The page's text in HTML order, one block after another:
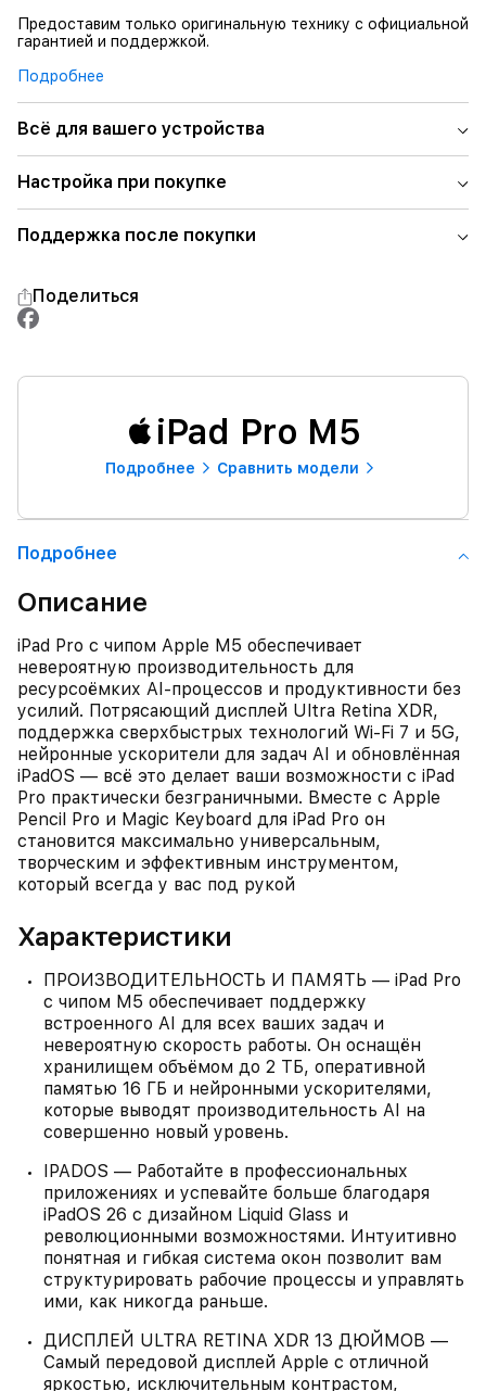
Предоставим только оригинальную технику с официальной
гарантией и поддержкой.
Подробнее
Всё для вашего устройства
Настройка при покупке
Поддержка после покупки
Поделиться
iPad Pro M5
Подробнее Сравнить модели
Подробнее
Описание
iPad Pro с чипом Apple M5 обеспечивает
невероятную производительность для
ресурсоёмких AI‑процессов и продуктивности без
усилий. Потрясающий дисплей Ultra Retina XDR,
поддержка сверхбыстрых технологий Wi‑Fi 7 и 5G,
нейронные ускорители для задач AI и обновлённая
iPadOS — всё это делает ваши возможности с iPad
Pro практически безграничными. Вместе с Apple
Pencil Pro и Magic Keyboard для iPad Pro он
становится максимально универсальным,
творческим и эффективным инструментом,
который всегда у вас под рукой
Характеристики
ПРОИЗВОДИТЕЛЬНОСТЬ И ПАМЯТЬ — iPad Pro
с чипом M5 обеспечивает поддержку
встроенного AI для всех ваших задач и
невероятную скорость работы. Он оснащён
хранилищем объёмом до 2 ТБ, оперативной
памятью 16 ГБ и нейронными ускорителями,
которые выводят производительность AI на
совершенно новый уровень.
IPADOS — Работайте в профессиональных
приложениях и успевайте больше благодаря
iPadOS 26 с дизайном Liquid Glass и
революционными возможностями. Интуитивно
понятная и гибкая система окон позволит вам
структурировать рабочие процессы и управлять
ими, как никогда раньше.
ДИСПЛЕЙ ULTRA RETINA XDR 13 ДЮЙМОВ —
Самый передовой дисплей Apple с отличной
яркостью, исключительным контрастом,